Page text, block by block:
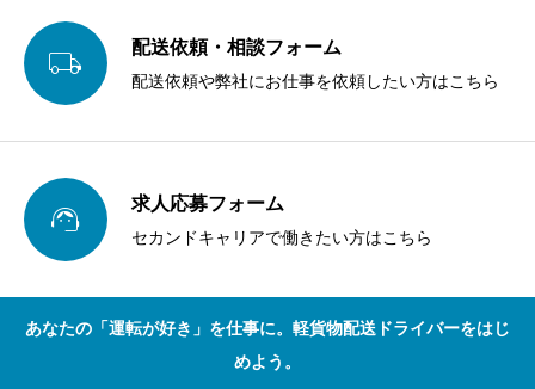
 配送依頼・相談フォーム
配送依頼や弊社にお仕事を依頼したい方はこちら
 求人応募フォーム
セカンドキャリアで働きたい方はこちら
あなたの「運転が好き」を仕事に。軽貨物配送ドライバーをはじ
めよう。